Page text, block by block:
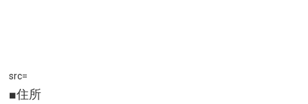
src=
■住所